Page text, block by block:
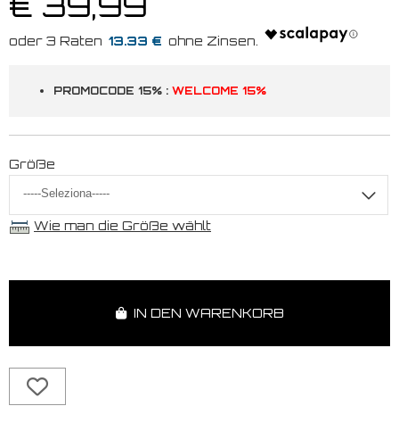
13.33 €
PROMOCODE 15% : WELCOME 15%
Größe
Wie man die Größe wählt
IN DEN WARENKORB